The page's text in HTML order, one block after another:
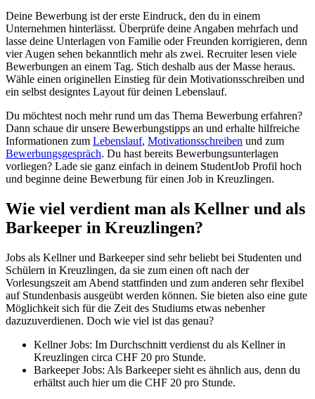
Deine Bewerbung ist der erste Eindruck, den du in einem
Unternehmen hinterlässt. Überprüfe deine Angaben mehrfach und
lasse deine Unterlagen von Familie oder Freunden korrigieren, denn
vier Augen sehen bekanntlich mehr als zwei. Recruiter lesen viele
Bewerbungen an einem Tag. Stich deshalb aus der Masse heraus.
Wähle einen originellen Einstieg für dein Motivationsschreiben und
ein selbst designtes Layout für deinen Lebenslauf.
Du möchtest noch mehr rund um das Thema Bewerbung erfahren?
Dann schaue dir unsere Bewerbungstipps an und erhalte hilfreiche
Informationen zum Lebenslauf, Motivationsschreiben und zum
Bewerbungsgespräch. Du hast bereits Bewerbungsunterlagen
vorliegen? Lade sie ganz einfach in deinem StudentJob Profil hoch
und beginne deine Bewerbung für einen Job in Kreuzlingen.
Wie viel verdient man als Kellner und als
Barkeeper in Kreuzlingen?
Jobs als Kellner und Barkeeper sind sehr beliebt bei Studenten und
Schülern in Kreuzlingen, da sie zum einen oft nach der
Vorlesungszeit am Abend stattfinden und zum anderen sehr flexibel
auf Stundenbasis ausgeübt werden können. Sie bieten also eine gute
Möglichkeit sich für die Zeit des Studiums etwas nebenher
dazuzuverdienen. Doch wie viel ist das genau?
Kellner Jobs: Im Durchschnitt verdienst du als Kellner in
Kreuzlingen circa CHF 20 pro Stunde.
Barkeeper Jobs: Als Barkeeper sieht es ähnlich aus, denn du
erhältst auch hier um die CHF 20 pro Stunde.